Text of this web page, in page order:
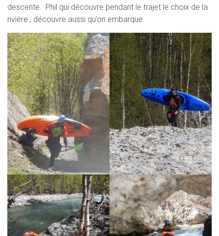
descente. Phil qui découvre pendant le trajet le choix de la
rivière , découvre aussi qu’on embarque.